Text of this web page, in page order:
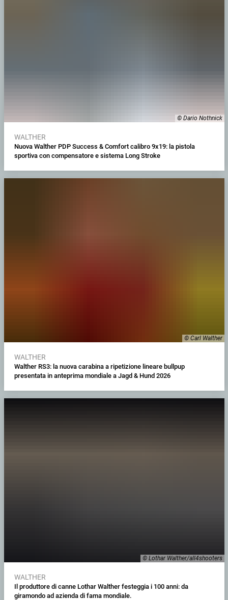
© Dario Nothnick
WALTHER
Nuova Walther PDP Success & Comfort calibro 9x19: la pistola
sportiva con compensatore e sistema Long Stroke
© Carl Walther
WALTHER
Walther RS3: la nuova carabina a ripetizione lineare bullpup
presentata in anteprima mondiale a Jagd & Hund 2026
© Lothar Walther/all4shooters
WALTHER
Il produttore di canne Lothar Walther festeggia i 100 anni: da
giramondo ad azienda di fama mondiale.